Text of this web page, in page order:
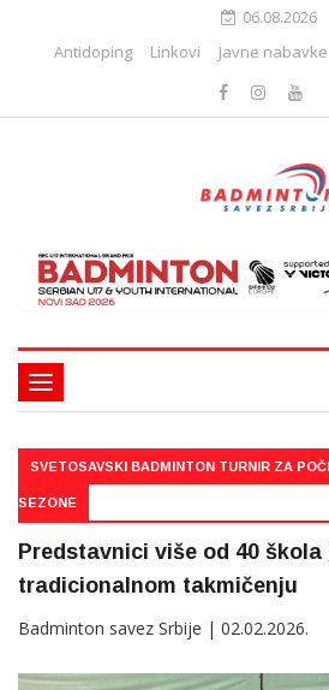
06.08.2026
Antidoping
Linkovi Javne nabavke
Toggle
navigation
SVETOSAVSKI BADMINTON TURNIR ZA
SEZONE
Predstavnici više od 40
tradicionalnom takmičenju
Badminton savez Srbije | 02.02.2026.